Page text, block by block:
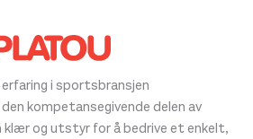
i sportsbransjen
kompetansegivende delen av
klær og utstyr for å bedrive et enkelt,